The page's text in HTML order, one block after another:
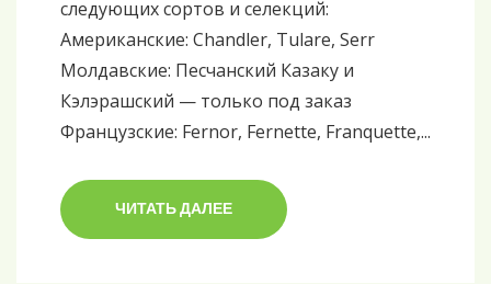
следующих сортов и селекций:
Американские: Chandler, Tulare, Serr
Молдавские: Песчанский Казаку и
Кэлэрашский — только под заказ
Французские: Fernor, Fernette, Franquette,...
ЧИТАТЬ ДАЛЕЕ